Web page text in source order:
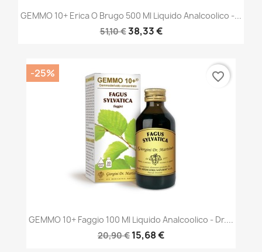
GEMMO 10+ Erica O Brugo 500 Ml Liquido Analcoolico -...
51,10 €38,33 €
GEMMO 10+ Faggio 100 Ml Liquido Analcoolico - Dr....
20,90 € 15,68 €
-25% favorite_border